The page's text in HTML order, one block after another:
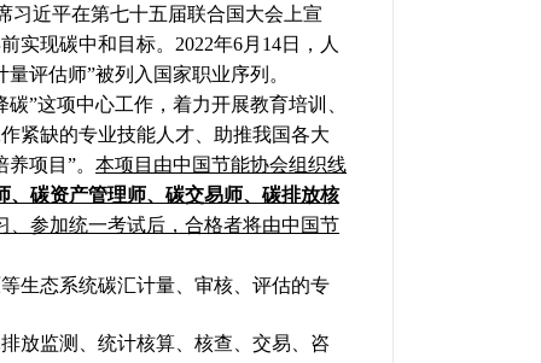
习近平在第七十五届联合国大会上宣
实现碳中和目标。2022年6月 14日，人
量评估师”被列入国家职业序列。
”这项中心工作，着力开展教育培训、
紧缺的专业技能人才、助推我国各大
项目”。 本项目由中国节能协会组织线
、碳资产管理师、碳交易师、碳排放核
、参加统一考试后，合格者将由中国节
生态系统碳汇计量、审核、评估的专
放监测、统计核算、核查、交易、咨